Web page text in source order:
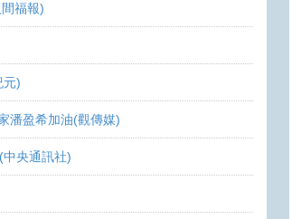
福報)
元)
潘盈希加油(觀傳媒)
央通訊社)